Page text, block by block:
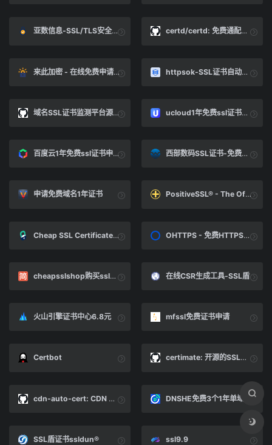
亚数信息-SSL/TLS安全评估报告 certd/certd: 免费通配符域名SSL证书全自动申请、续期、部署，支持部署到阿里云、腾讯云、ssh主机。Automatically apply, renew and deploy free Generic domain SSL Certificates。
来此加密 - 在线免费申请SSL证书 httpsok-SSL证书自动续期
域名SSL证书监测平台源码 ucloud1年免费ssl证书申请
百度云1年免费ssl证书申请 西部数码SSL证书-免费SSL证书申请-西部数码
申请免费域名1年证书 PositiveSSL® - The Official PositiveSSL® Site | PositiveSSL Certificates
Cheap SSL Certificates $3.00 only | Buy SSL Certificates Now OHTTPS - 免费HTTPS证书、自动化更新、自动化部署、自动化监控
cheapsslshop购买ssl服务 - 简书 在线CSR生成工具-SSL盾
火山引擎证书中心6.8元 mfssl免费证书申请
Certbot certimate: 开源的SSL证书管理工具，可以帮助你自动申请、部署SSL证书，并在证书即将过期时自动续期。An open-source SSL certificate management tool that helps you automatically apply for and deploy SSL certificates, as well as automatically renew them when they are about to expire.
cdn-auto-cert: CDN HTTPS 证书自动更新，支持阿里云、腾讯云、华为云 DNSHE免费3个1年单域名证书
SSL盾证书ssldun® ssl9.9